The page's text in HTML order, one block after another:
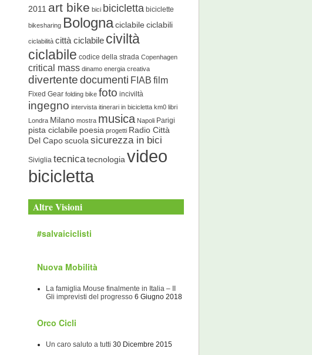
2011 art bike bici bicicletta biciclette
bikesharing Bolognaciclabile ciclabili
ciclabilità città ciclabile civiltà
ciclabile codice della strada Copenhagen
critical mass dinamo energia creativa
divertentedocumenti FIAB film
Fixed Gear folding bike foto inciviltà
ingegno intervista itinerari in bicicletta km0 libri
Londra Milano mostra musica Napoli Parigi
pista ciclabile poesia progetti Radio Città
Del Capo scuolasicurezza in bici
Siviglia tecnicatecnologiavideo
bicicletta
Altre Visioni
#salvaiciclisti
Nuova Mobilità
La famiglia Mouse finalmente in Italia – II
Gli imprevisti del progresso 6 Giugno 2018
Orco Cicli
Un caro saluto a tutti 30 Dicembre 2015